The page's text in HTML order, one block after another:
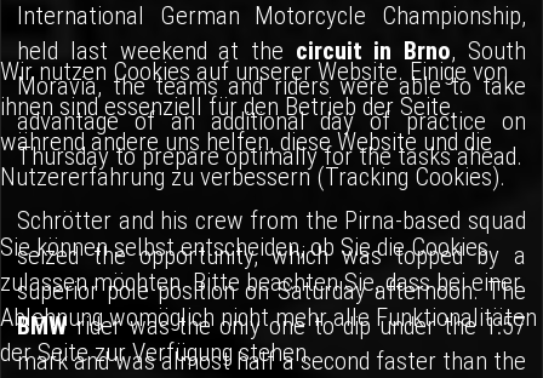
International German Motorcycle Championship,
held last weekend at the circuit in Brno, South
Moravia, the teams and riders were able to take
advantage of an additional day of practice on
Thursday to prepare optimally for the tasks ahead.
Schrötter and his crew from the Pirna-based squad
seized the opportunity, which was topped by a
superior pole position on Saturday afternoon. The
BMWrider was the only one to dip under the 1:57
mark and was almost half a second faster than the
Wir nutzen Cookies auf unserer Website. Einige von
ihnen sind essenziell für den Betrieb der Seite,
während andere uns helfen, diese Website und die
Nutzererfahrung zu verbessern (Tracking Cookies).
Sie können selbst entscheiden, ob Sie die Cookies
zulassen möchten. Bitte beachten Sie, dass bei einer
Ablehnung womöglich nicht mehr alle Funktionalitäten
der Seite zur Verfügung stehen.